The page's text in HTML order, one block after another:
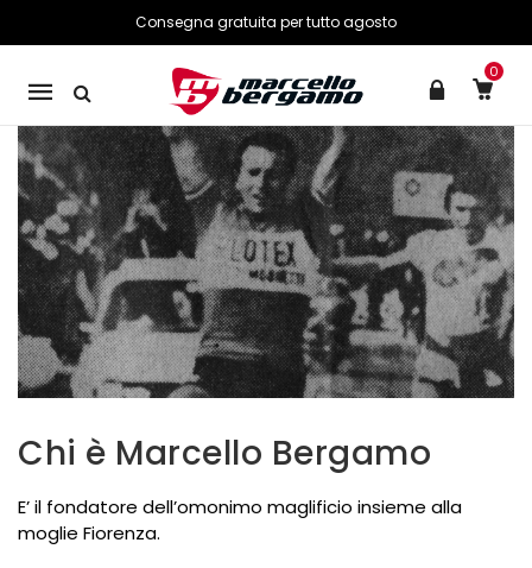
Consegna gratuita per tutto agosto
Mobile
navigation
0
Skip to content
Chi è Marcello Bergamo
E’ il fondatore dell’omonimo maglificio insieme alla
moglie Fiorenza.